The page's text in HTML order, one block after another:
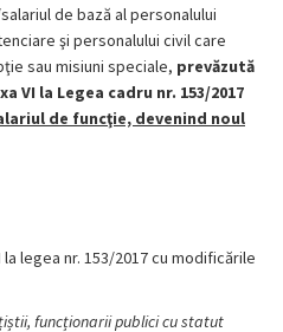
de bază al personalului
şi personalului civil care
sau misiuni speciale, prevăzută
VI la Legea cadru nr. 153/2017
de funcţie, devenind noul
legea nr. 153/2017 cu modificările
funcționarii publici cu statut